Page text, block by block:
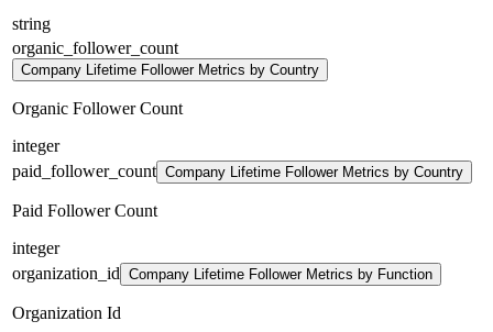
string
organic_follower_count
Company Lifetime Follower Metrics by Country
Organic Follower Count
integer
paid_follower_count Company Lifetime Follower Metrics by Country
Paid Follower Count
integer
organization_id Company Lifetime Follower Metrics by Function
Organization Id